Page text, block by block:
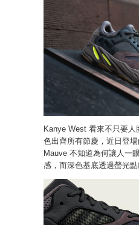
Kanye West 看來不只要
色出齊所有節慶，近日登
Mauve 不知道為何讓人一
感，而深色基底透過螢光